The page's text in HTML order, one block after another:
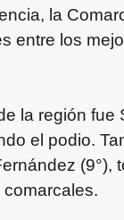
la
entre los
la región fue
el podio.
(9°),